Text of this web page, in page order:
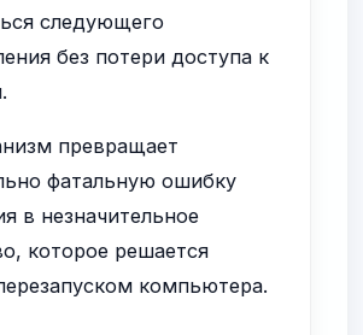
следующего
без потери доступа к
превращает
фатальную ошибку
в незначительное
которое решается
компьютера.